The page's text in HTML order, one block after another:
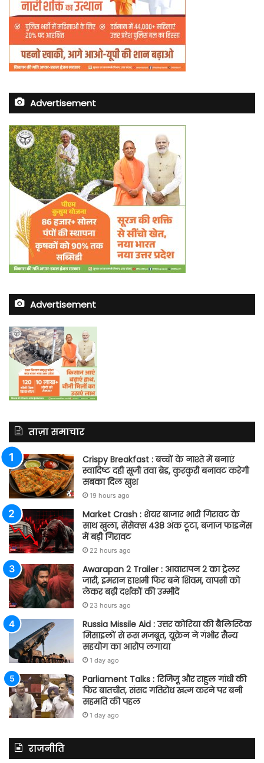
Advertisement
Advertisement
ताज़ा समाचार
Crispy Breakfast : बच्चों के नाश्ते में बनाएं
स्वादिष्ट दही सूजी तवा ब्रेड, कुरकुरी बनावट करेगी
सबका दिल खुश
19 hours ago
Market Crash : शेयर बाजार भारी गिरावट के
साथ खुला, सेंसेक्स 438 अंक टूटा, बजाज फाइनेंस
में बड़ी गिरावट
22 hours ago
Awarapan 2 Trailer : आवारापन 2 का ट्रेलर
जारी, इमरान हाशमी फिर बने शिवम, वापसी को
लेकर बढ़ी दर्शकों की उम्मीदें
23 hours ago
Russia Missile Aid : उत्तर कोरिया की बैलिस्टिक
मिसाइलों से रूस मजबूत, यूक्रेन ने गंभीर सैन्य
सहयोग का आरोप लगाया
1 day ago
Parliament Talks : रिजिजू और राहुल गांधी की
फिर बातचीत, संसद गतिरोध खत्म करने पर बनी
सहमति की पहल
1 day ago
राजनीति